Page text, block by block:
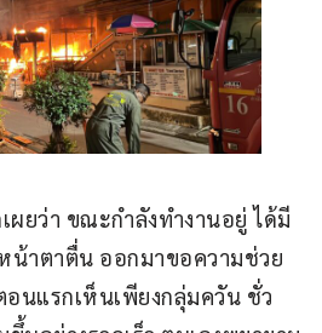
ผยว่า ขณะกำลังทำงานอยู่ ได้มี
น้าตาตื่น ออกมาขอความช่วย
อนแรกเห็นเพียงกลุ่มควัน ชั่ว